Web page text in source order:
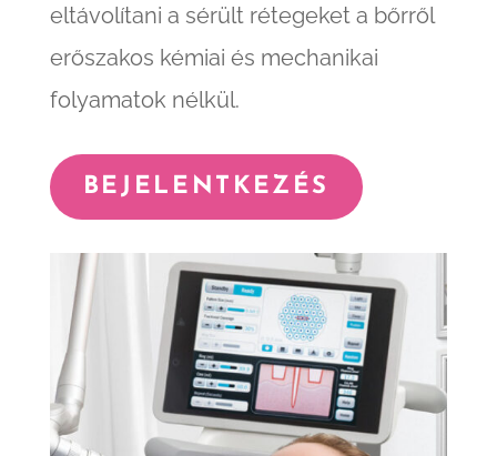
eltávolítani a sérült rétegeket a bőrről
erőszakos kémiai és mechanikai
folyamatok nélkül.
BEJELENTKEZÉS